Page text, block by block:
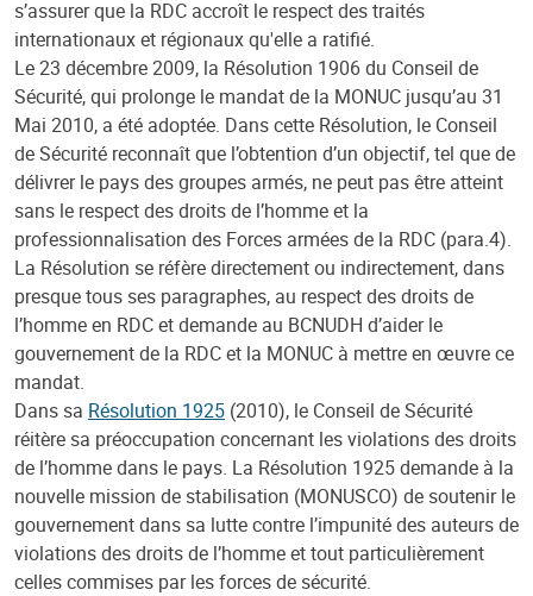
s’assurer que la RDC accroît le respect des traités
internationaux et régionaux qu'elle a ratifié.
Le 23 décembre 2009, la Résolution 1906 du Conseil de
Sécurité, qui prolonge le mandat de la MONUC jusqu’au 31
Mai 2010, a été adoptée. Dans cette Résolution, le Conseil
de Sécurité reconnaît que l’obtention d’un objectif, tel que de
délivrer le pays des groupes armés, ne peut pas être atteint
sans le respect des droits de l’homme et la
professionnalisation des Forces armées de la RDC (para.4).
La Résolution se réfère directement ou indirectement, dans
presque tous ses paragraphes, au respect des droits de
l’homme en RDC et demande au BCNUDH d’aider le
gouvernement de la RDC et la MONUC à mettre en œuvre ce
mandat.
Dans sa Résolution 1925 (2010), le Conseil de Sécurité
réitère sa préoccupation concernant les violations des droits
de l’homme dans le pays. La Résolution 1925 demande à la
nouvelle mission de stabilisation (MONUSCO) de soutenir le
gouvernement dans sa lutte contre l’impunité des auteurs de
violations des droits de l’homme et tout particulièrement
celles commises par les forces de sécurité.